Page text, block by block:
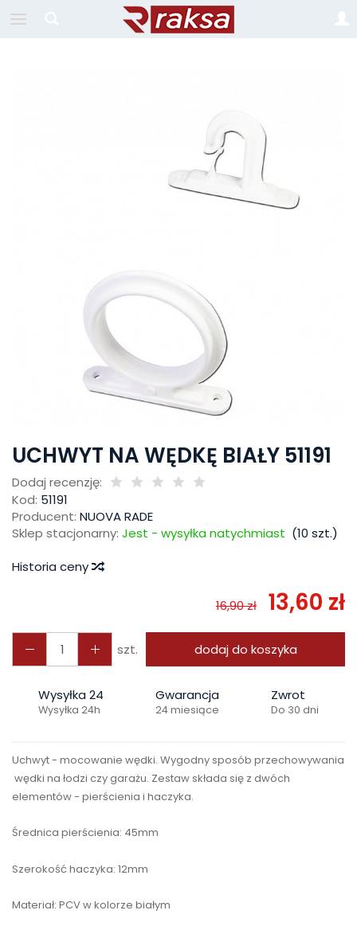
UCHWYT NA WĘDKĘ BIAŁY 51191
Dodaj recenzję:
Kod: 51191
Producent: NUOVA RADE
Sklep stacjonarny: Jest - wysyłka natychmiast (10 szt.)
Historia ceny
16,90 zł 13,60 zł
szt. dodaj do koszyka
Wysyłka 24
Wysyłka 24h
Gwarancja
24 miesiące
Zwrot
Do 30 dni
Uchwyt - mocowanie wędki. Wygodny sposób przechowywania
wędki na łodzi czy garażu. Zestaw składa się z dwóch
elementów - pierścienia i haczyka.
Średnica pierścienia: 45mm
Szerokość haczyka: 12mm
Materiał: PCV w kolorze białym